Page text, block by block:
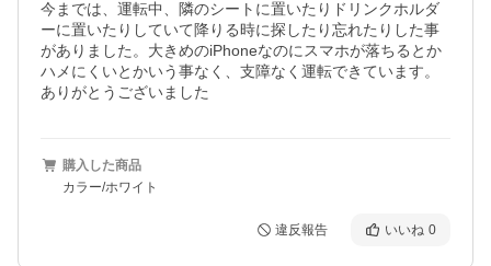
今までは、運転中、隣のシートに置いたりドリンクホルダ
ーに置いたりしていて降りる時に探したり忘れたりした事
がありました。大きめのiPhoneなのにスマホが落ちるとか
ハメにくいとかいう事なく、支障なく運転できています。
ありがとうございました
購入した商品
カラー/ホワイト
違反報告 いいね 0